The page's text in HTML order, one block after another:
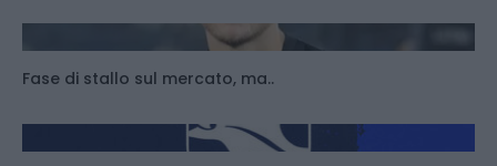
Fase di stallo sul mercato, ma..